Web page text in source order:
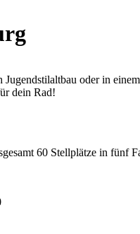
oder in
dein Rad!
60 Stellplätze in fünf